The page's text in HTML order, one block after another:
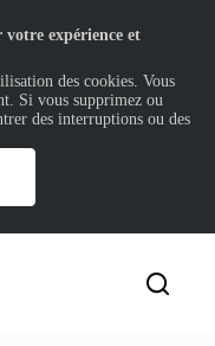
expérience et
des cookies. Vous
Si vous supprimez ou
des interruptions ou des